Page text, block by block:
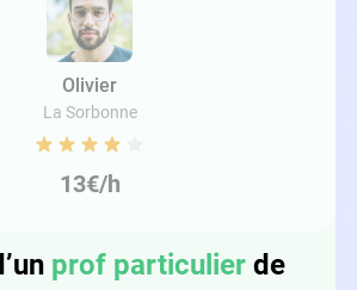
Olivier
La Sorbonne
13€/h
prof particulierde